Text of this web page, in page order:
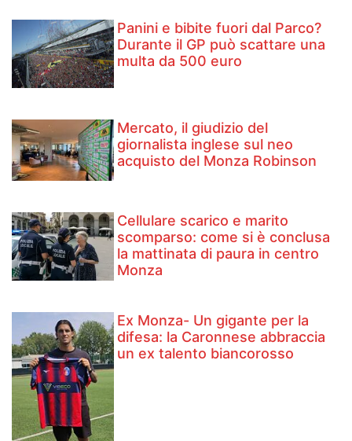
Panini e bibite fuori dal Parco?
Durante il GP può scattare una
multa da 500 euro
Mercato, il giudizio del
giornalista inglese sul neo
acquisto del Monza Robinson
Cellulare scarico e marito
scomparso: come si è conclusa
la mattinata di paura in centro
Monza
Ex Monza- Un gigante per la
difesa: la Caronnese abbraccia
un ex talento biancorosso